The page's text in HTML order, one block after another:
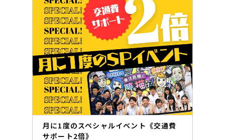
月に1度のスペシャルイベント《交通費
サポート2倍》